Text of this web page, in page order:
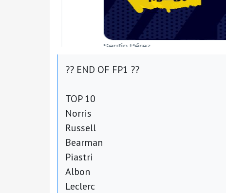
?? END OF FP1 ??
TOP 10
Norris
Russell
Bearman
Piastri
Albon
Leclerc